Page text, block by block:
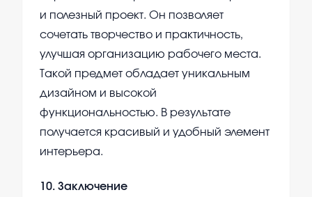
и полезный проект. Он позволяет
сочетать творчество и практичность,
улучшая организацию рабочего места.
Такой предмет обладает уникальным
дизайном и высокой
функциональностью. В результате
получается красивый и удобный элемент
интерьера.
10. Заключение